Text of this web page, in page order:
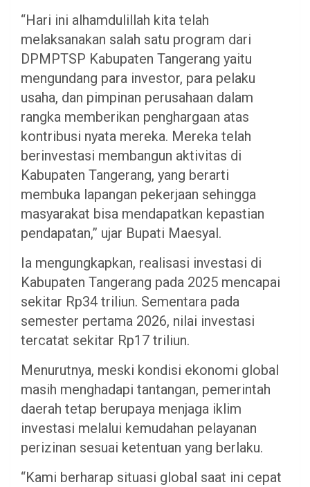
“Hari ini alhamdulillah kita telah
melaksanakan salah satu program dari
DPMPTSP Kabupaten Tangerang yaitu
mengundang para investor, para pelaku
usaha, dan pimpinan perusahaan dalam
rangka memberikan penghargaan atas
kontribusi nyata mereka. Mereka telah
berinvestasi membangun aktivitas di
Kabupaten Tangerang, yang berarti
membuka lapangan pekerjaan sehingga
masyarakat bisa mendapatkan kepastian
pendapatan,” ujar Bupati Maesyal.
Ia mengungkapkan, realisasi investasi di
Kabupaten Tangerang pada 2025 mencapai
sekitar Rp34 triliun. Sementara pada
semester pertama 2026, nilai investasi
tercatat sekitar Rp17 triliun.
Menurutnya, meski kondisi ekonomi global
masih menghadapi tantangan, pemerintah
daerah tetap berupaya menjaga iklim
investasi melalui kemudahan pelayanan
perizinan sesuai ketentuan yang berlaku.
“Kami berharap situasi global saat ini cepat